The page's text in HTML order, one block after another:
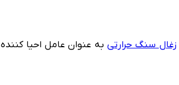
زغال سنگ حرارتیبه عنوان عامل احیا